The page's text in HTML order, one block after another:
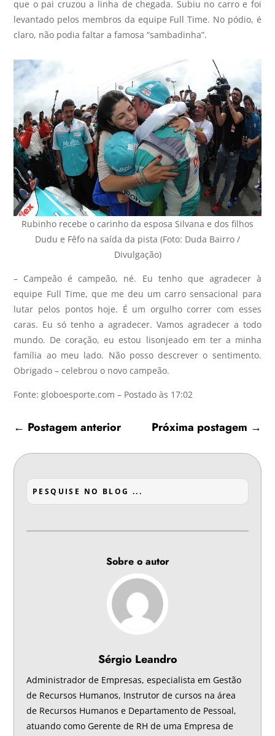
que o pai cruzou a linha de chegada. Subiu no carro e foi
levantado pelos membros da equipe Full Time. No pódio, é
claro, não podia faltar a famosa “sambadinha”.
Rubinho recebe o carinho da esposa Silvana e dos filhos
Dudu e Fêfo na saída da pista (Foto: Duda Bairro /
Divulgação)
– Campeão é campeão, né. Eu tenho que agradecer à
equipe Full Time, que me deu um carro sensacional para
lutar pelos pontos hoje. É um orgulho correr com esses
caras. Eu só tenho a agradecer. Vamos agradecer a todo
mundo. De coração, eu estou lisonjeado em ter a minha
família ao meu lado. Não posso descrever o sentimento.
Obrigado – celebrou o novo campeão.
Fonte: globoesporte.com – Postado às 17:02
← Postagem anterior Próxima postagem →
Sobre o autor
Sérgio Leandro
Administrador de Empresas, especialista em Gestão
de Recursos Humanos, Instrutor de cursos na área
de Recursos Humanos e Departamento de Pessoal,
atuando como Gerente de RH de uma Empresa de